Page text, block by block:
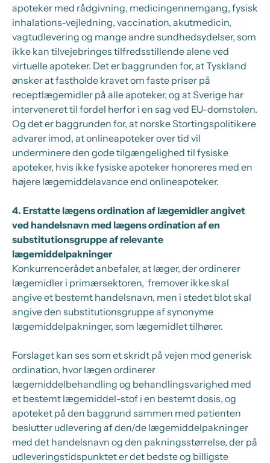
apoteker med rådgivning, medicingennemgang, fysisk
inhalations-vejledning, vaccination, akutmedicin,
vagtudlevering og mange andre sundhedsydelser, som
ikke kan tilvejebringes tilfredsstillende alene ved
virtuelle apoteker. Det er baggrunden for, at Tyskland
ønsker at fastholde kravet om faste priser på
receptlægemidler på alle apoteker, og at Sverige har
interveneret til fordel herfor i en sag ved EU-domstolen.
Og det er baggrunden for, at norske Stortingspolitikere
advarer imod, at onlineapoteker over tid vil
underminere den gode tilgængelighed til fysiske
apoteker, hvis ikke fysiske apoteker honoreres med en
højere lægemiddelavance end onlineapoteker.
4. Erstatte lægens ordination af lægemidler angivet
ved handelsnavn med lægens ordination af en
substitutionsgruppe af relevante
lægemiddelpakninger
Konkurrencerådet anbefaler, at læger, der ordinerer
lægemidler i primærsektoren, fremover ikke skal
angive et bestemt handelsnavn, men i stedet blot skal
angive den substitutionsgruppe af synonyme
lægemiddelpakninger, som lægemidlet tilhører.
Forslaget kan ses som et skridt på vejen mod generisk
ordination, hvor lægen ordinerer
lægemiddelbehandling og behandlingsvarighed med
et bestemt lægemiddel-stof i en bestemt dosis, og
apoteket på den baggrund sammen med patienten
beslutter udlevering af den/de lægemiddelpakninger
med det handelsnavn og den pakningsstørrelse, der på
udleveringstidspunktet er det bedste og billigste